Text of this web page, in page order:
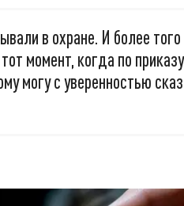
в охране. И более
момент, когда по
могу с уверенностью